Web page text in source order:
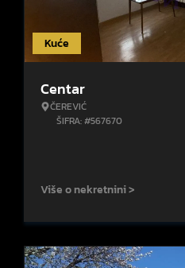
Kuće
Centar
ČEREVIĆ
ŠIFRA: #567670
Više o nekretnini >